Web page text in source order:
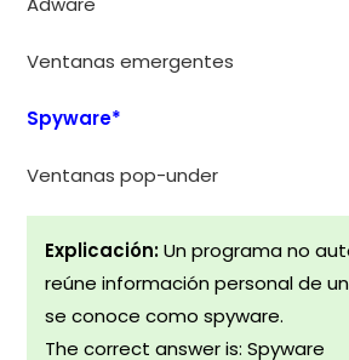
Ventanas emergentes
Spyware*
Ventanas pop-under
Explicación:Un programa no
reúne información personal de
se conoce como spyware.
The correct answer is: Spyware